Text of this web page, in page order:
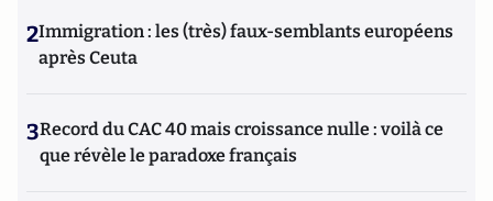
2Immigration : les (très) faux-semblants européens
après Ceuta
3Record du CAC 40 mais croissance nulle : voilà ce
que révèle le paradoxe français